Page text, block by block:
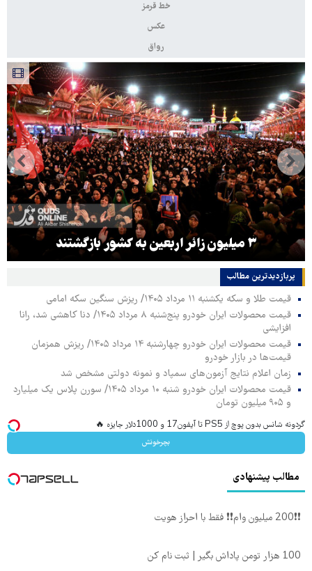
خط قرمز
عکس
رواق
۳ میلیون زائر اربعین به کشور بازگشتند
پربازدیدترین‌ مطالب
قیمت طلا و سکه یکشنبه ۱۱ مرداد ۱۴۰۵/ ریزش سنگین سکه امامی
قیمت محصولات ایران خودرو پنج‌شنبه ۸ مرداد ۱۴۰۵/ دنا کاهشی شد، رانا
افزایشی
قیمت محصولات ایران خودرو چهارشنبه ۱۴ مرداد ۱۴۰۵/ ریزش همزمان
قیمت‌ها در بازار خودرو
زمان اعلام نتایج آزمون‌های سمپاد و نمونه دولتی مشخص شد
قیمت محصولات ایران خودرو شنبه ۱۰ مرداد ۱۴۰۵/ سورن پلاس یک میلیارد
و ۹۰۵ میلیون تومان
گردونه شانس بدون پوچ از PS5 تا آیفون17 و 1000دلار جایزه 🔥
بچرخونش
مطالب پیشنهادی
❗❗200 میلیون وام❗❗ فقط با احراز هویت
100 هزار تومن پاداش بگیر | ثبت نام کن